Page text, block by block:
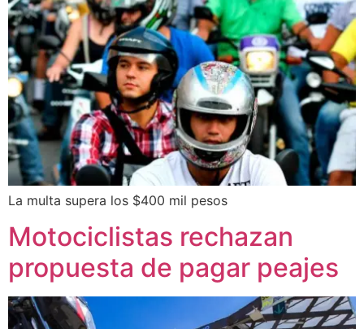
La multa supera los $400 mil pesos
Motociclistas rechazan
propuesta de pagar peajes